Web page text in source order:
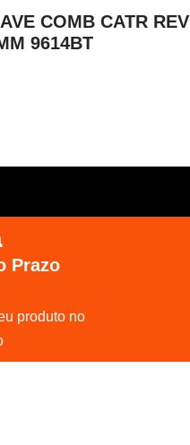
COMB CATR REV
9614BT
Prazo
produto no